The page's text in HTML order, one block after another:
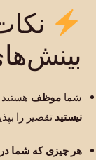
شماموظف
نیستید تقصیر را
هر چیزی که شما